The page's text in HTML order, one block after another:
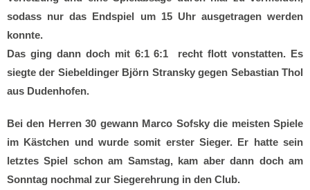
sodass nur das Endspiel um 15 Uhr ausgetragen werden
konnte.
Das ging dann doch mit 6:1 6:1 recht flott vonstatten. Es
siegte der Siebeldinger Björn Stransky gegen Sebastian Thol
aus Dudenhofen.
Bei den Herren 30 gewann Marco Sofsky die meisten Spiele
im Kästchen und wurde somit erster Sieger. Er hatte sein
letztes Spiel schon am Samstag, kam aber dann doch am
Sonntag nochmal zur Siegerehrung in den Club.